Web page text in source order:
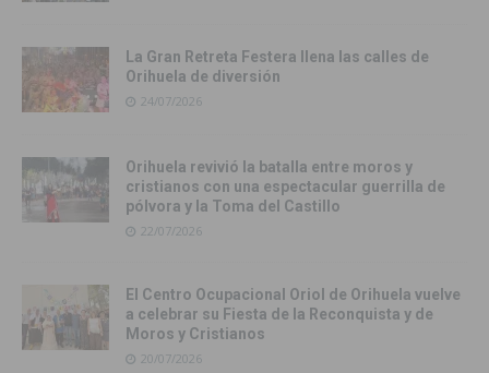
La Gran Retreta Festera llena las calles de
Orihuela de diversión
24/07/2026
Orihuela revivió la batalla entre moros y
cristianos con una espectacular guerrilla de
pólvora y la Toma del Castillo
22/07/2026
El Centro Ocupacional Oriol de Orihuela vuelve
a celebrar su Fiesta de la Reconquista y de
Moros y Cristianos
20/07/2026